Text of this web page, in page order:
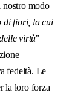
nostro modo
di fiori, la cui
virtù"
fedeltà. Le
la loro forza